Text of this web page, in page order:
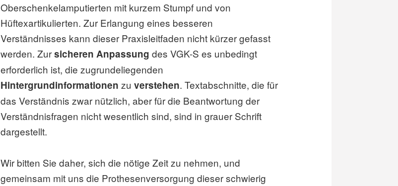
Oberschenkelamputierten mit kurzem Stumpf und von
Hüftexartikulierten. Zur Erlangung eines besseren
Verständnisses kann dieser Praxisleitfaden nicht kürzer gefasst
werden. Zursicheren Anpassung des VGK-S es unbedingt
erforderlich ist, die zugrundeliegenden
Hintergrundinformationen zu verstehen. Textabschnitte, die für
das Verständnis zwar nützlich, aber für die Beantwortung der
Verständnisfragen nicht wesentlich sind, sind in grauer Schrift
dargestellt.
Wir bitten Sie daher, sich die nötige Zeit zu nehmen, und
gemeinsam mit uns die Prothesenversorgung dieser schwierig